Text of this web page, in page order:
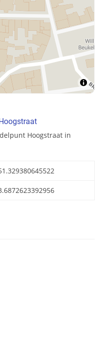
Hoogstraat in